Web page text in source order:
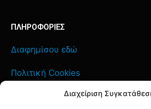
Διαχείριση
ΠΛΗΡΟΦΟΡΙΕΣ
Διαφημίσου εδώ
Πολιτική Cookies